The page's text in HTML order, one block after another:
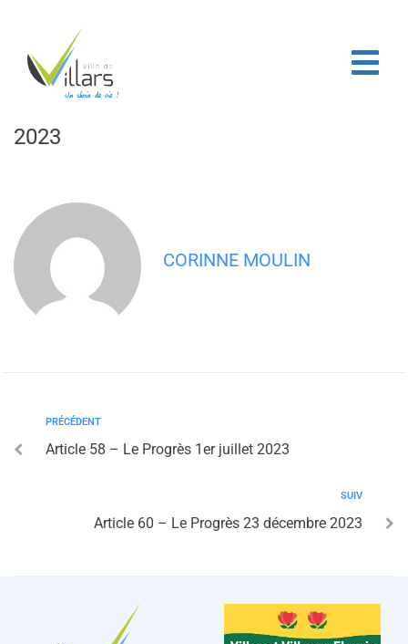
Page d’accueil
2023
CORINNE MOULIN
PRÉCÉDENT
Article 58 – Le Progrès 1er juillet 2023
SUIV
Article 60 – Le Progrès 23 décembre 2023